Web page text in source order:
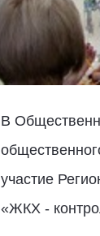
В
участие
«ЖКХ -